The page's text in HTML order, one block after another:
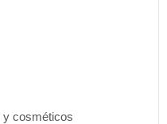
y cosméticos